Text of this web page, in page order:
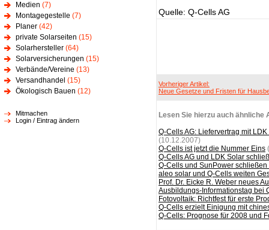
Medien (7)
Montagegestelle (7)
Planer (42)
private Solarseiten (15)
Solarhersteller (64)
Solarversicherungen (15)
Verbände/Vereine (13)
Versandhandel (15)
Ökologisch Bauen (12)
Mitmachen
Login / Eintrag ändern
Quelle: Q-Cells AG
Vorheriger Artikel:
Neue Gesetze und Fristen für
Lesen Sie hierzu auch ähnliche
Q-Cells AG: Liefervertrag mit
(10.12.2007)
Q-Cells ist jetzt die Nummer Eins
Q-Cells AG und LDK Solar
Q-Cells und SunPower
aleo solar und Q-Cells weiten
Prof. Dr. Eicke R. Weber neues
Ausbildungs-Informationstag bei
Fotovoltaik: Richtfest für erste
Q-Cells erzielt Einigung mit
Q-Cells: Prognose für 2008 und